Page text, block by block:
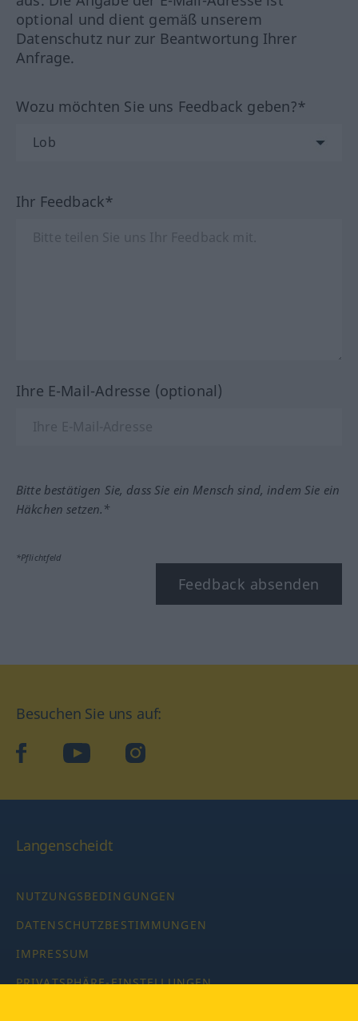
optional und dient gemäß unserem
Datenschutz nur zur Beantwortung Ihrer
Anfrage.
Wozu möchten Sie uns Feedback geben?*
Ihr Feedback*
Ihre E-Mail-Adresse (optional)
Bitte bestätigen Sie, dass Sie ein Mensch sind, indem Sie ein
Häkchen setzen.*
*Pflichtfeld
Feedback absenden
Besuchen Sie uns auf:
facebookYouTube Instagram
Langenscheidt
NUTZUNGSBEDINGUNGEN
DATENSCHUTZBESTIMMUNGEN
IMPRESSUM
PRIVATSPHÄRE-EINSTELLUNGEN